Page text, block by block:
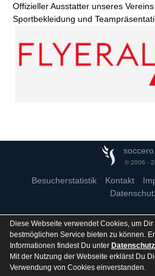
Offizieller Ausstatter unseres
Sportbekleidung und
© 2006 -
Besucherstatistik Kontakt
Diese Webseite verwendet Cookies, um Dir
bestmöglichen Service bieten zu können.
Informationen findest Du unter Datenschutz
Mit der Nutzung der Webseite erklärst Du
Verwendung von Cookies einverstanden.